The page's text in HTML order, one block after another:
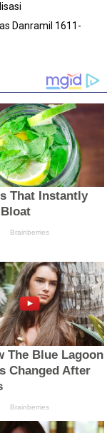
Danramil 1611-